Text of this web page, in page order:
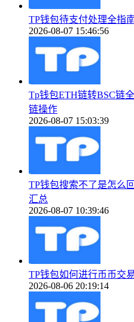
TP钱包待支付处理全指
2026-08-07 15:46:56
Tp钱包ETH链转BSC链
链操作
2026-08-07 15:03:39
TP钱包搜索不了是怎么
汇总
2026-08-07 10:39:46
TP钱包如何进行币币交
2026-08-06 20:19:14